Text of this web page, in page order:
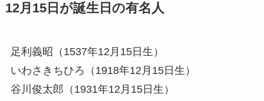
12月15日が誕生日の有名人
足利義昭（1537年12月15日生）
いわさきちひろ（1918年12月15日生）
谷川俊太郎（1931年12月15日生）